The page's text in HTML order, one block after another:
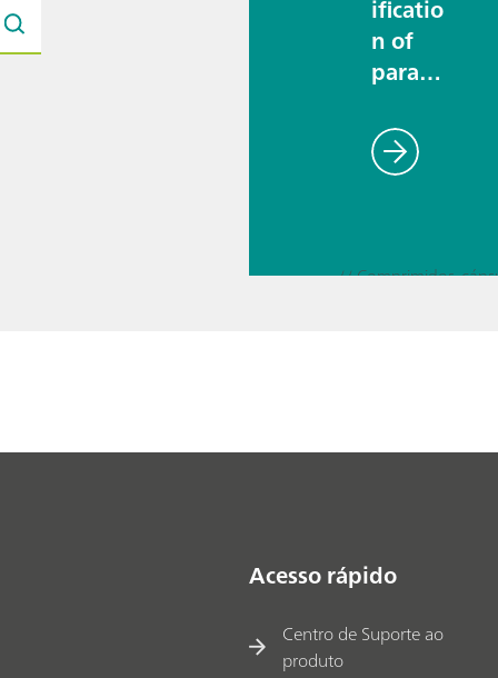
ificatio
n of
parace
with
square
mmetr
Acesso rápido
Centro de Suporte ao
produto